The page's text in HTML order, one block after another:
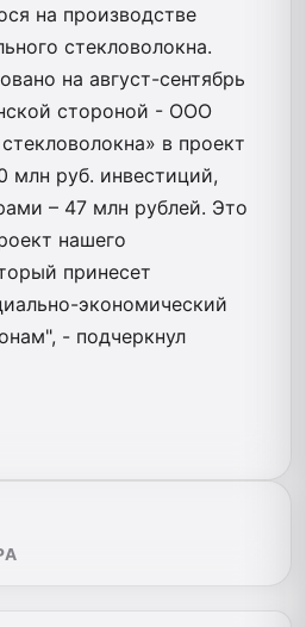
на производстве
стекловолокна.
на август-сентябрь
стороной - ООО
в проект
млн руб. инвестиций,
– 47 млн рублей. Это
нашего
принесет
экономический
- подчеркнул